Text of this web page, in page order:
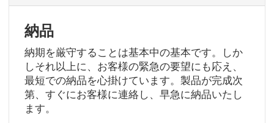
納品
納期を厳守することは基本中の基本です。しか
しそれ以上に、お客様の緊急の要望にも応え、
最短での納品を心掛けています。製品が完成次
第、すぐにお客様に連絡し、早急に納品いたし
ます。